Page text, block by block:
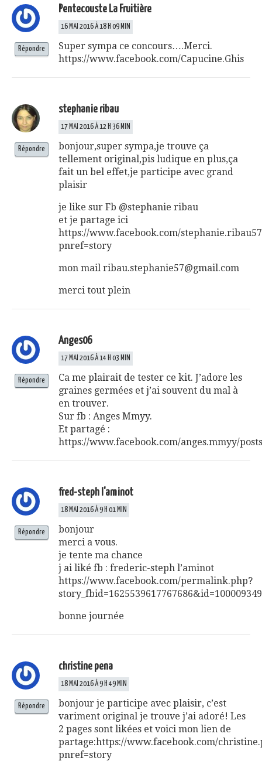
Pentecouste La Fruitière
16 MAI 2016 À 18 H 09 MIN
Super sympa ce concours….Merci.
https://www.facebook.com/Capucine.Ghis
Répondre
stephanie ribau
17 MAI 2016 À 12 H 36 MIN
bonjour,super sympa,je trouve ça
tellement original,pis ludique en plus,ça
fait un bel effet,je participe avec grand
plaisir
je like sur Fb @stephanie ribau
et je partage ici
https://www.facebook.com/
pnref=story
mon mail ribau.stephanie57@gmail.com
merci tout plein
Répondre
Anges06
17 MAI 2016 À 14 H 03 MIN
Ca me plairait de tester ce kit. J’adore les
graines germées et j’ai souvent du mal à
en trouver.
Sur fb : Anges Mmyy.
Et partagé :
https://www.facebook.com/anges.mmyy/
Répondre
fred-steph l'aminot
18 MAI 2016 À 9 H 01 MIN
bonjour
merci a vous.
je tente ma chance
j ai liké fb : frederic-steph l’aminot
https://www.facebook.com/permalink.php?
bonne journée
Répondre
christine pena
18 MAI 2016 À 9 H 49 MIN
bonjour je participe avec plaisir, c’est
variment original je trouve j’ai adoré! Les
2 pages sont likées et voici mon lien de
partage:https://www.facebook.com/
pnref=story
Répondre